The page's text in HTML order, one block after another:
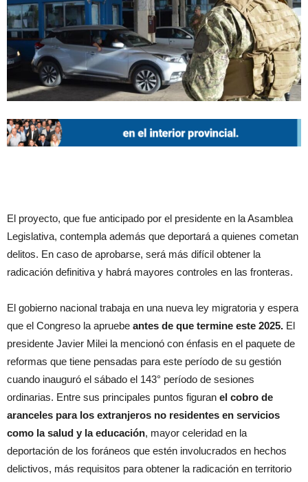
El proyecto, que fue anticipado por el presidente en la Asamblea
Legislativa, contempla además que deportará a quienes cometan
delitos. En caso de aprobarse, será más difícil obtener la
radicación definitiva y habrá mayores controles en las fronteras.
El gobierno nacional trabaja en una nueva ley migratoria y espera
que el Congreso la apruebe antes de que termine este 2025. El
presidente Javier Milei la mencionó con énfasis en el paquete de
reformas que tiene pensadas para este período de su gestión
cuando inauguró el sábado el 143° período de sesiones
ordinarias. Entre sus principales puntos figuran el cobro de
aranceles para los extranjeros no residentes en servicios
como la salud y la educación, mayor celeridad en la
deportación de los foráneos que estén involucrados en hechos
delictivos, más requisitos para obtener la radicación en territorio